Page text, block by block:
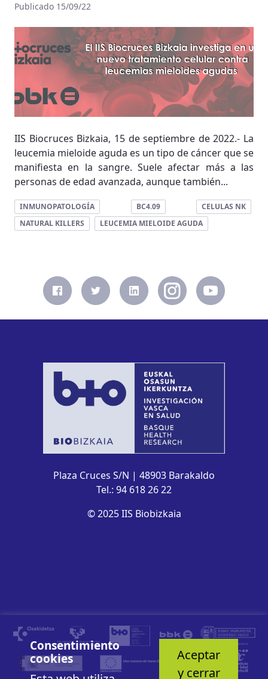
Publicado 15/09/22
IIS Biocruces Bizkaia, 15 de septiembre de 2022.- La
leucemia mieloide aguda es un tipo de cáncer que se
manifiesta en la sangre. Suele afectar más a las
personas de edad avanzada, aunque también...
INMUNOPATOLOGÍA BC4.09
CELULAS NK
NATURAL KILLERS
LEUCEMIA MIELOIDE AGUDA
Plaza Cruces S/N | 48903 Barakaldo
Tel.: 94 618 26 22
© 2025 IIS Biobizkaia
Consentimiento
cookies
Aceptar
y cerrar